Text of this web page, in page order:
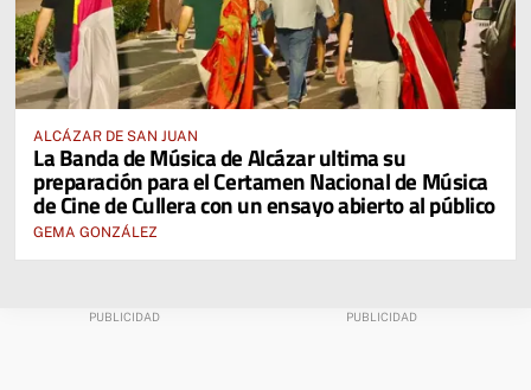
ALCÁZAR DE SAN JUAN
La Banda de Música de Alcázar ultima su
preparación para el Certamen Nacional de Música
de Cine de Cullera con un ensayo abierto al público
GEMA GONZÁLEZ